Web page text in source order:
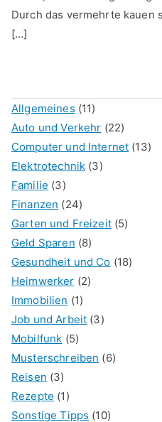
Durch das vermehrte kauen
[…]
Allgemeines (11)
Auto und Verkehr (22)
Computer und Internet (13)
Elektrotechnik (3)
Familie (3)
Finanzen (24)
Garten und Freizeit(5)
Geld Sparen (8)
Gesundheit und Co (18)
Heimwerker (2)
Immobilien (1)
Job und Arbeit (3)
Mobilfunk (5)
Musterschreiben (6)
Reisen (3)
Rezepte (1)
Sonstige Tipps (10)